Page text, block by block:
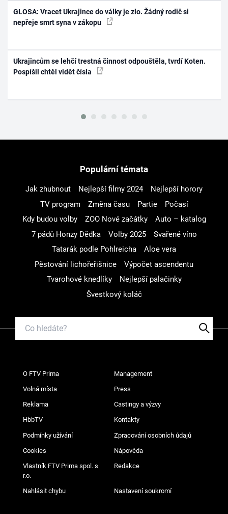
GLOSA: Vracet Ukrajince do války je zlo. Žádný rodič si
nepřeje smrt syna v zákopu
Ukrajincům se lehčí trestná činnost odpouštěla, tvrdí Koten.
Pospíšil chtěl vidět čísla
Populární témata
Jak zhubnout Nejlepší filmy 2024
Nejlepší horory
TV program
Změna času Partie
Počasí
Kdy budou volby
ZOO Nové začátky
Auto – katalog
7 pádů Honzy Dědka
Volby 2025
Svařené víno
Tatarák podle Pohlreicha
Aloe vera
Pěstování lichořeřišnice
Výpočet ascendentu
Tvarohové knedlíky
Nejlepší palačinky
Švestkový koláč
O FTV Prima Management
Volná místa Press
Reklama Castingy a výzvy
HbbTV Kontakty
Podmínky užívání Zpracování osobních údajů
Cookies Nápověda
Vlastník FTV Prima spol. s
r.o.
Redakce
Nahlásit chybu Nastavení soukromí